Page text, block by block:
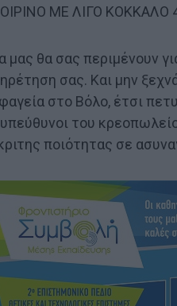
ΜΕ ΛΙΓΟ ΚΟΚΚΑΛΟ
μας θα σας περιμένουν
σας. Και μην
στο Βόλο, έτσι
του
ποιότητας σε